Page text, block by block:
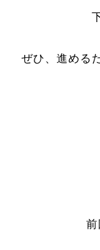
ぜひ、進める
前